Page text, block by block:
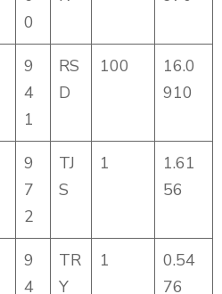
0
9
4
1
RS
D
100
16.0
910
9
7
2
TJ
S
1
1.61
56
9
4
TR
Y
1
0.54
76